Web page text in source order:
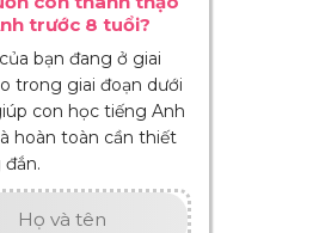
trước 8 tuổi?
bạn đang ở giai
trong giai đoạn dưới
con học tiếng Anh
hoàn toàn cần thiết